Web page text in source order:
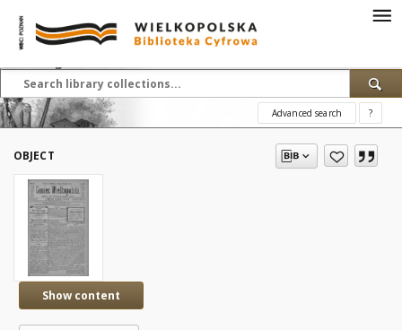
Advanced search ?
OBJECT
Show content